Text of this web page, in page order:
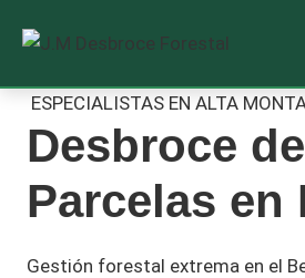
Saltar
contenido
ESPECIALISTAS EN ALTA
Desbroce de
Parcelas en
Gestión forestal extrema en el